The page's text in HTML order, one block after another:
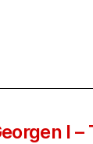
I